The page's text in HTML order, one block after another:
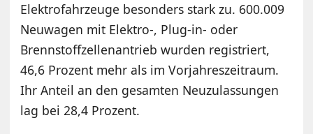
Elektrofahrzeuge besonders stark zu. 600.009
Neuwagen mit Elektro-, Plug-in- oder
Brennstoffzellenantrieb wurden registriert,
46,6 Prozent mehr als im Vorjahreszeitraum.
Ihr Anteil an den gesamten Neuzulassungen
lag bei 28,4 Prozent.